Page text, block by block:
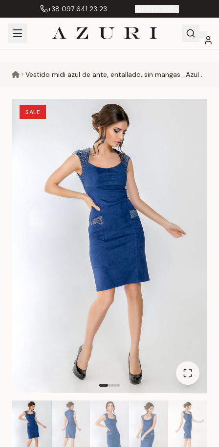
+38 097 641 23 23
Cart cuenta
Vestido midi azul de ante, entallado, sin mangas . Azul .
SALE